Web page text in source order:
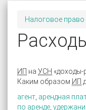
Налоговое право
ИП на УСН «доходы-
Каким образом ИП
агент арендная
по аренде